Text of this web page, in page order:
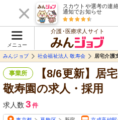
スカウトや選考の連
通知でお知らせ
メニュー
介護･医療求人サイト
みんジョブ
社会福祉法人 敬寿会 居宅介護
事業所
【8/6更新】居
敬寿園の求人・採用
求人数 3 件